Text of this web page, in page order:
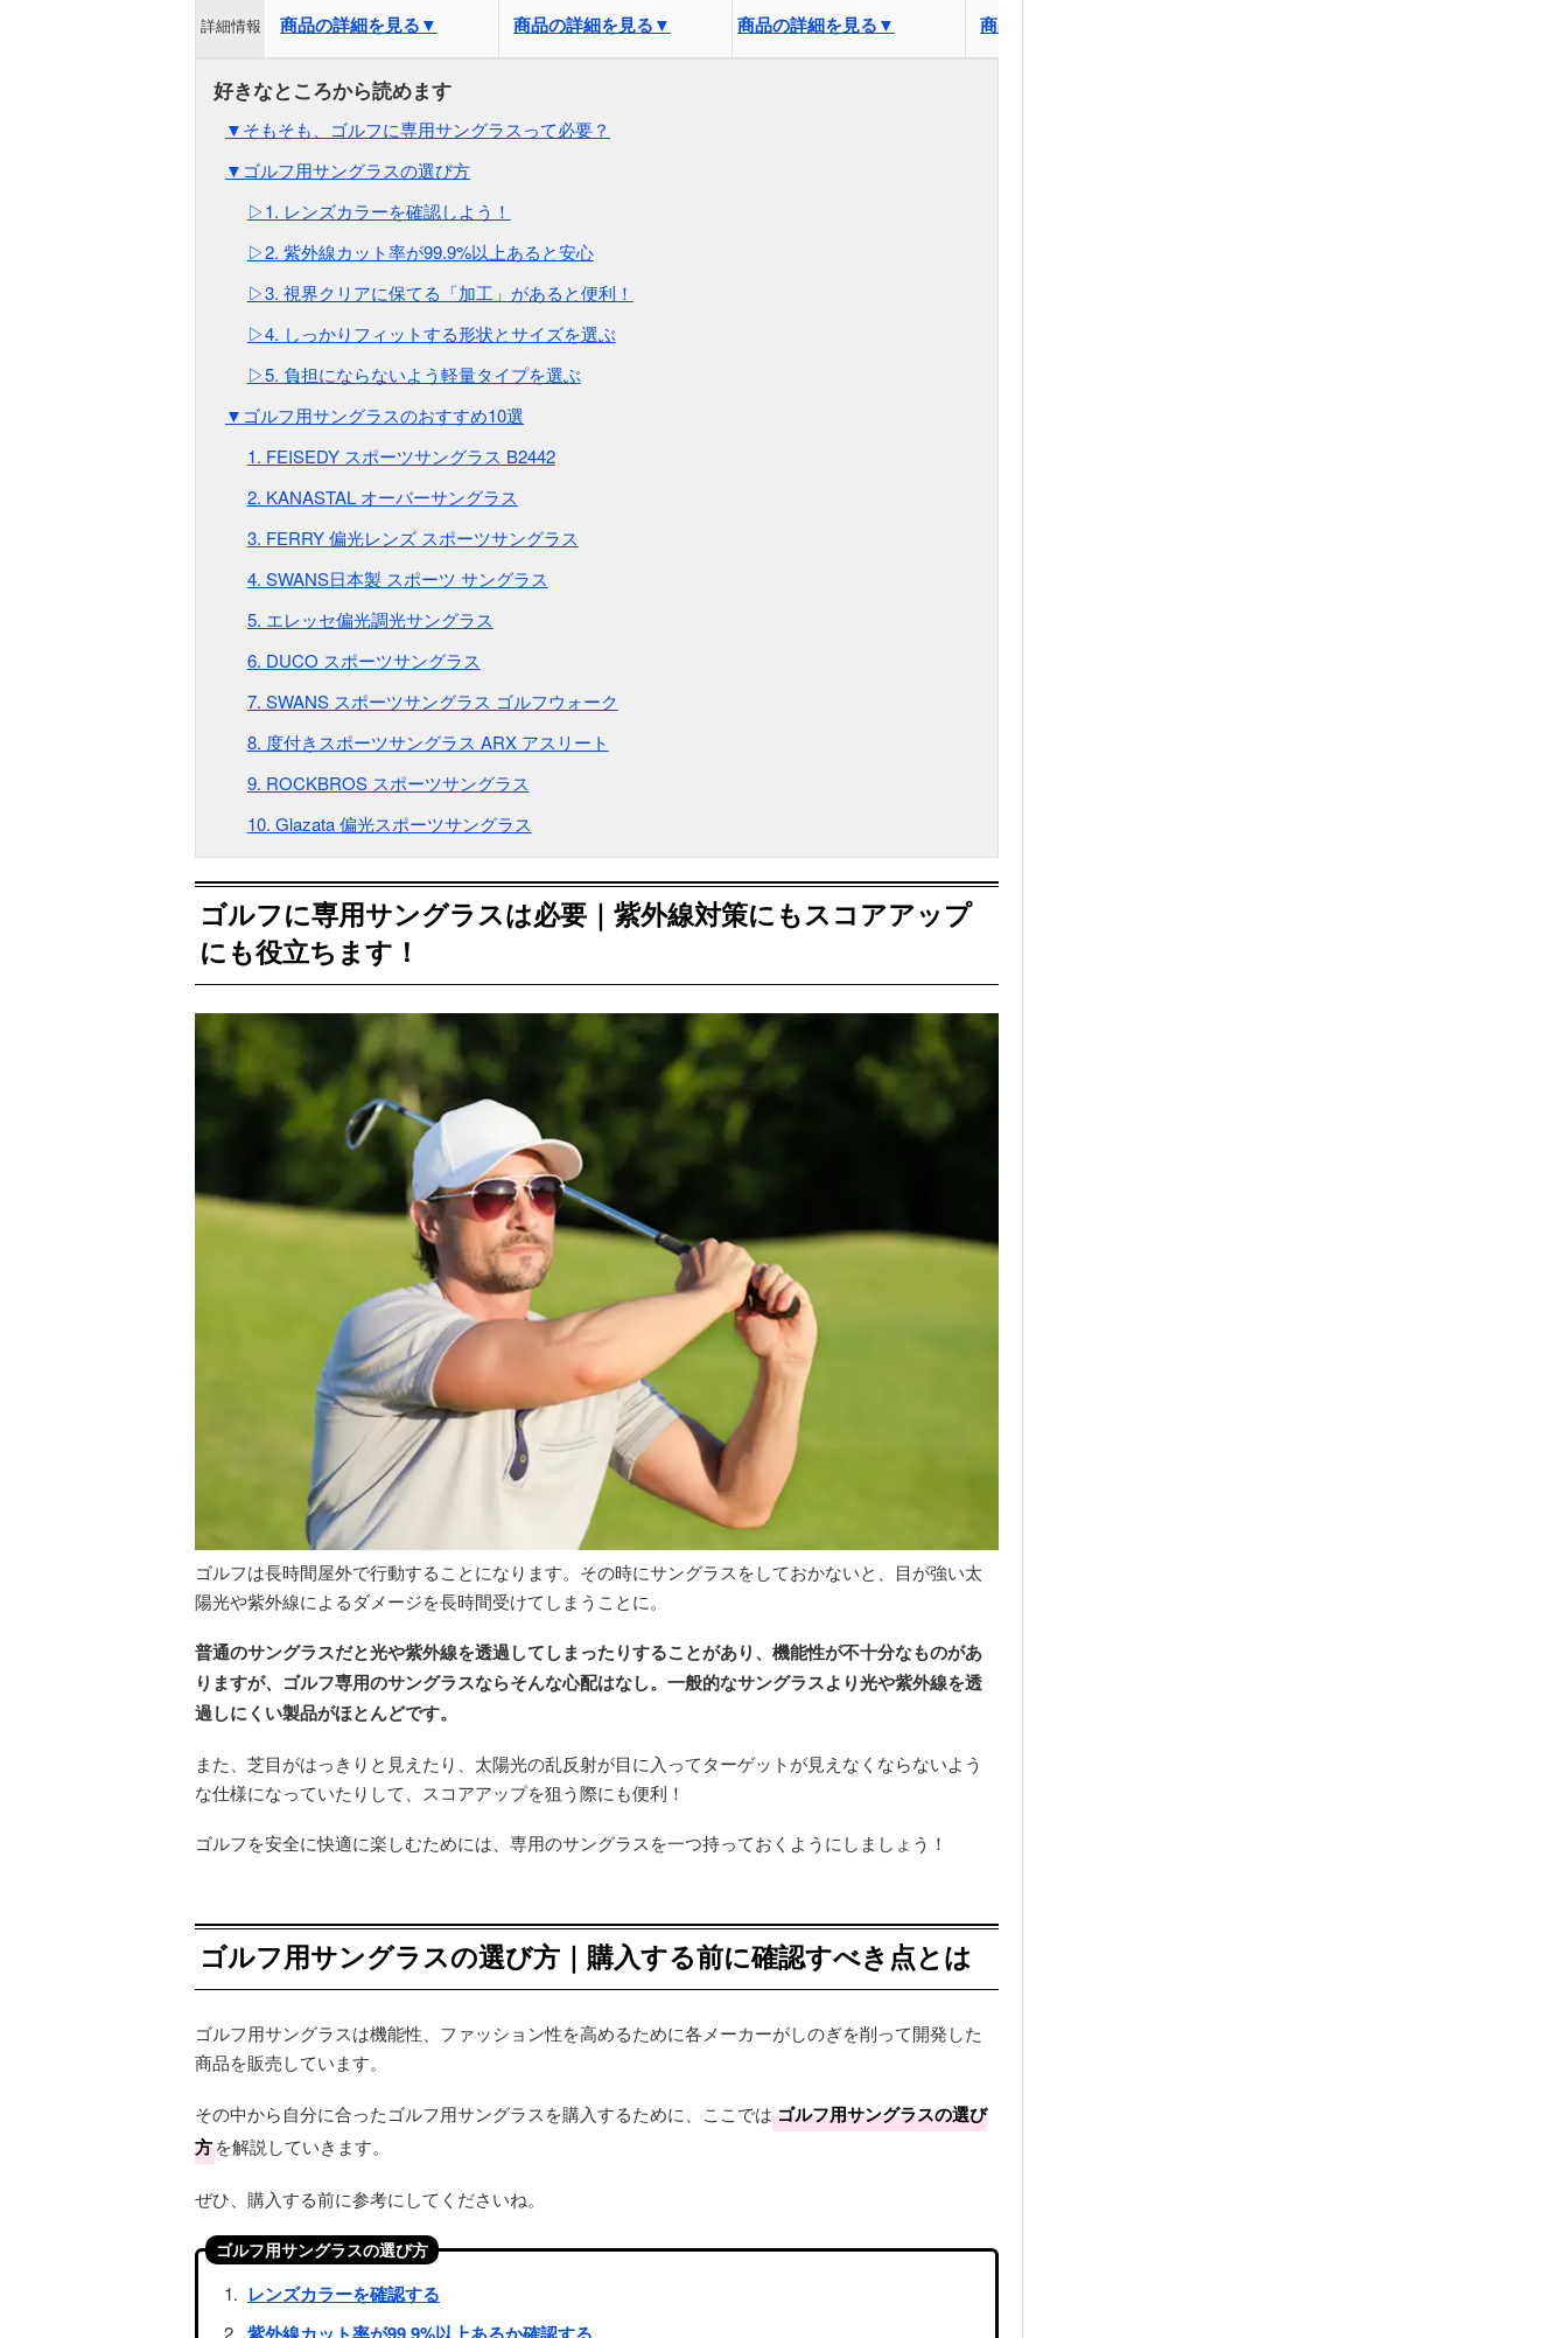
詳細情報 商品の詳細を見る▼ 商品の詳細を見る▼ 商品の詳細を見る▼ 商品の詳細を見る▼
▼そもそも、ゴルフに専用サングラスって必要？
▼ゴルフ用サングラスの選び方
▷1. レンズカラーを確認しよう！
▷2. 紫外線カット率が99.9%以上あると安心
▷3. 視界クリアに保てる「加工」があると便利！
▷4. しっかりフィットする形状とサイズを選ぶ
▷5. 負担にならないよう軽量タイプを選ぶ
▼ゴルフ用サングラスのおすすめ10選
1. FEISEDY スポーツサングラス B2442
2. KANASTAL オーバーサングラス
3. FERRY 偏光レンズ スポーツサングラス
4. SWANS日本製 スポーツ サングラス
5. エレッセ偏光調光サングラス
6. DUCO スポーツサングラス
7. SWANS スポーツサングラス ゴルフウォーク
8. 度付きスポーツサングラス ARX アスリート
9. ROCKBROS スポーツサングラス
10. Glazata 偏光スポーツサングラス
ゴルフに専用サングラスは必要｜紫外線対策にもスコアアップ
にも役立ちます！
ゴルフは長時間屋外で行動することになります。その時にサングラスをしておかないと、目が強い太
陽光や紫外線によるダメージを長時間受けてしまうことに。
普通のサングラスだと光や紫外線を透過してしまったりすることがあり、機能性が不十分なものがあ
りますが、ゴルフ専用のサングラスならそんな心配はなし。一般的なサングラスより光や紫外線を透
過しにくい製品がほとんどです。
また、芝目がはっきりと見えたり、太陽光の乱反射が目に入ってターゲットが見えなくならないよう
な仕様になっていたりして、スコアアップを狙う際にも便利！
ゴルフを安全に快適に楽しむためには、専用のサングラスを一つ持っておくようにしましょう！
ゴルフ用サングラスの選び方｜購入する前に確認すべき点とは
ゴルフ用サングラスは機能性、ファッション性を高めるために各メーカーがしのぎを削って開発した
商品を販売しています。
その中から自分に合ったゴルフ用サングラスを購入するために、ここでは ゴルフ用サングラスの選び
方を解説していきます。
ぜひ、購入する前に参考にしてくださいね。
ゴルフ用サングラスの選び方
レンズカラーを確認する